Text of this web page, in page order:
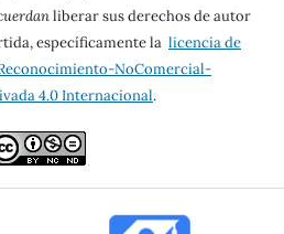
liberar sus derechos de autor
específicamente la licencia de
NoComercial-
4.0 Internacional.